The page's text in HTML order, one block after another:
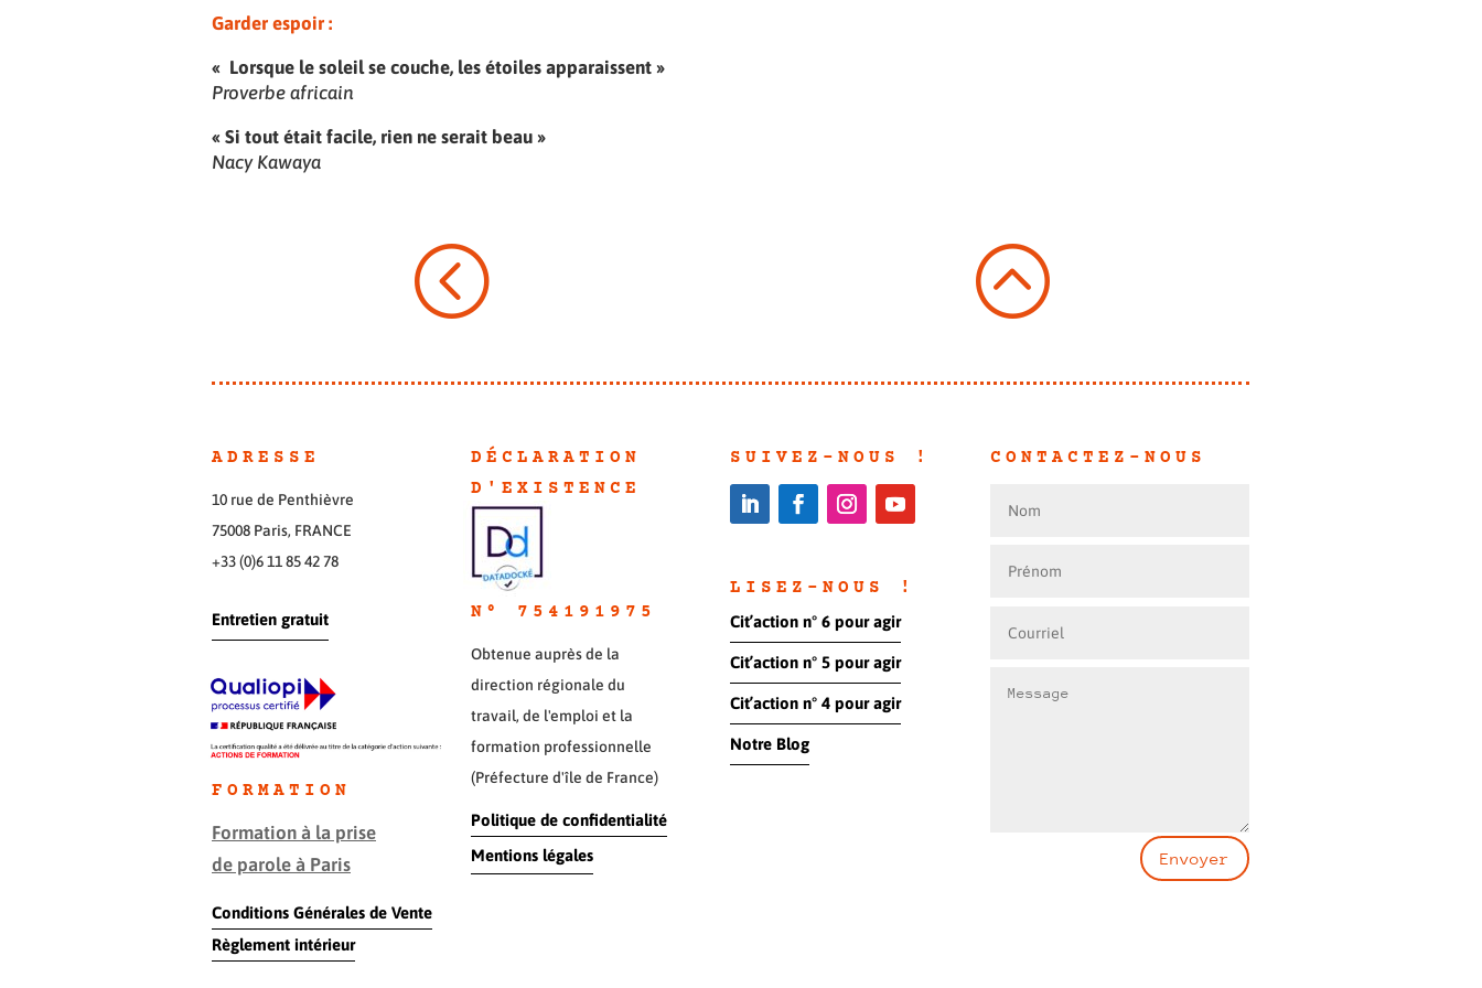
Garder espoir :
« Lorsque le soleil se couche, les étoiles apparaissent »
Proverbe africain
« Si tout était facile, rien ne serait beau »
Nacy Kawaya
< :
ADRESSE
10 rue de Penthièvre
75008 Paris, FRANCE
+33 (0)6 11 85 42 78
Entretien gratuit
FORMATION
Formation à la prise
de parole à Paris
Conditions Générales de Vente
Règlement intérieur
DÉCLARATION
D'EXISTENCE
N° 754191975
Obtenue auprès de la
direction régionale du
travail, de l'emploi et la
formation professionnelle
(Préfecture d'île de France)
Politique de confidentialité
Mentions légales
SUIVEZ-NOUS !
LISEZ-NOUS !
Cit’action n° 6 pour agir
Cit’action n° 5 pour agir
Cit’action n° 4 pour agir
Notre Blog
CONTACTEZ-NOUS
Envoyer